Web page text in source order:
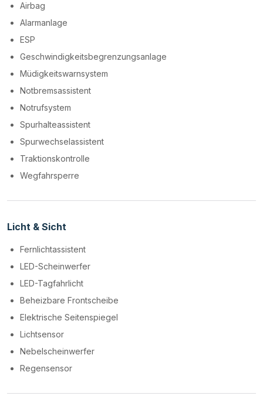
Airbag
Alarmanlage
ESP
Geschwindigkeitsbegrenzungsanlage
Müdigkeitswarnsystem
Notbremsassistent
Notrufsystem
Spurhalteassistent
Spurwechselassistent
Traktionskontrolle
Wegfahrsperre
Licht & Sicht
Fernlichtassistent
LED-Scheinwerfer
LED-Tagfahrlicht
Beheizbare Frontscheibe
Elektrische Seitenspiegel
Lichtsensor
Nebelscheinwerfer
Regensensor